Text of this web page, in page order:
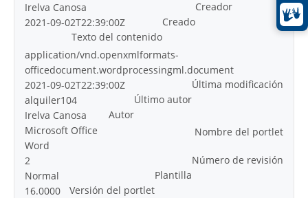
Creador
Irelva Canosa
Creado
2021-09-02T22:39:00Z
Texto del contenido
application/vnd.openxmlformats-
officedocument.wordprocessingml.document
Última modificación
2021-09-02T22:39:00Z
Último autor
alquiler104
Autor
Irelva Canosa
Nombre del portlet
Microsoft Office
Word
Número de revisión
2
Plantilla
Normal
Versión del portlet
16.0000